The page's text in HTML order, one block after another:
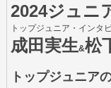
2024ジュニ
トップジュニア・インタ
成田実生&松
トップジュニア